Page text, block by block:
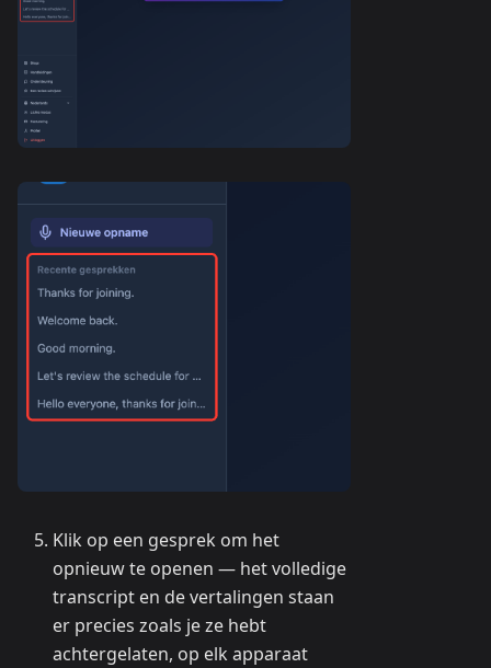
Klik op een gesprek om het
opnieuw te openen — het volledige
transcript en de vertalingen staan
er precies zoals je ze hebt
achtergelaten, op elk apparaat